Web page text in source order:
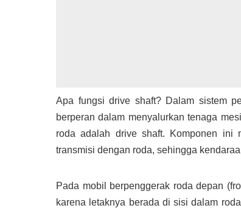
Apa fungsi drive shaft? Dalam sistem
berperan dalam menyalurkan tenaga
roda adalah drive shaft. Komponen ini
transmisi dengan roda, sehingga
Pada mobil berpenggerak roda depan
karena letaknya berada di sisi dalam